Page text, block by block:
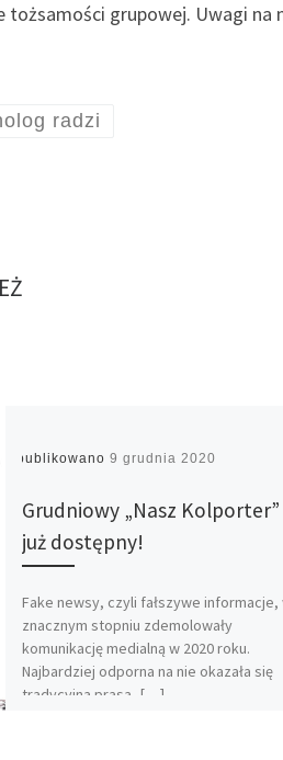
tożsamości grupowej. Uwagi
radzi
Opublikowano 9 grudnia 2020
Grudniowy „Nasz Kolporter”
już dostępny!
Fake newsy, czyli fałszywe informacje,
znacznym stopniu zdemolowały
komunikację medialną w 2020 roku.
Najbardziej odporna na nie okazała się
tradycyjna prasa, […]